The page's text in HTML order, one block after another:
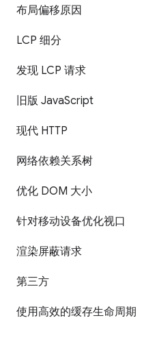
布局偏移原因
LCP 细分
发现 LCP 请求
旧版 JavaScript
现代 HTTP
网络依赖关系树
优化 DOM 大小
针对移动设备优化视口
渲染屏蔽请求
第三方
使用高效的缓存生命周期